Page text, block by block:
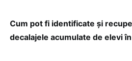
Cum pot fi identificate și
decalajele acumulate de elevi